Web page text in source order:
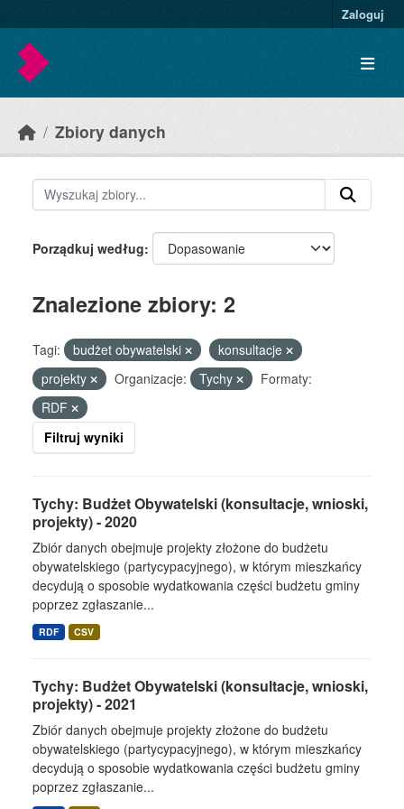
Zaloguj
Zbiory danych
Porządkuj według
Znalezione zbiory: 2
Tagi: budżet obywatelski
konsultacje
projekty
Organizacje: Tychy
Formaty:
RDF
Filtruj wyniki
Tychy: Budżet Obywatelski (konsultacje, wnioski,
projekty) - 2020
Zbiór danych obejmuje projekty złożone do budżetu
obywatelskiego (partycypacyjnego), w którym mieszkańcy
decydują o sposobie wydatkowania części budżetu gminy
poprzez zgłaszanie...
RDF CSV
Tychy: Budżet Obywatelski (konsultacje, wnioski,
projekty) - 2021
Zbiór danych obejmuje projekty złożone do budżetu
obywatelskiego (partycypacyjnego), w którym mieszkańcy
decydują o sposobie wydatkowania części budżetu gminy
poprzez zgłaszanie...